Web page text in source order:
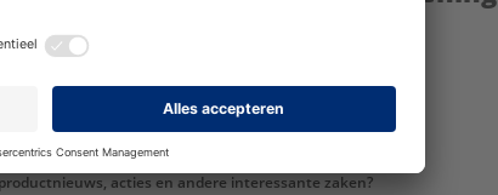
40 mm
mm/(m.K)
acties en andere interessante zaken?